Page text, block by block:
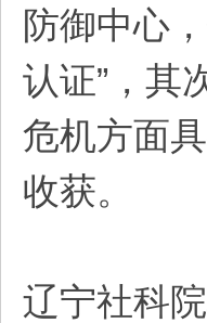
防御中心
认证”，其
危机方面
收获。
辽宁社科